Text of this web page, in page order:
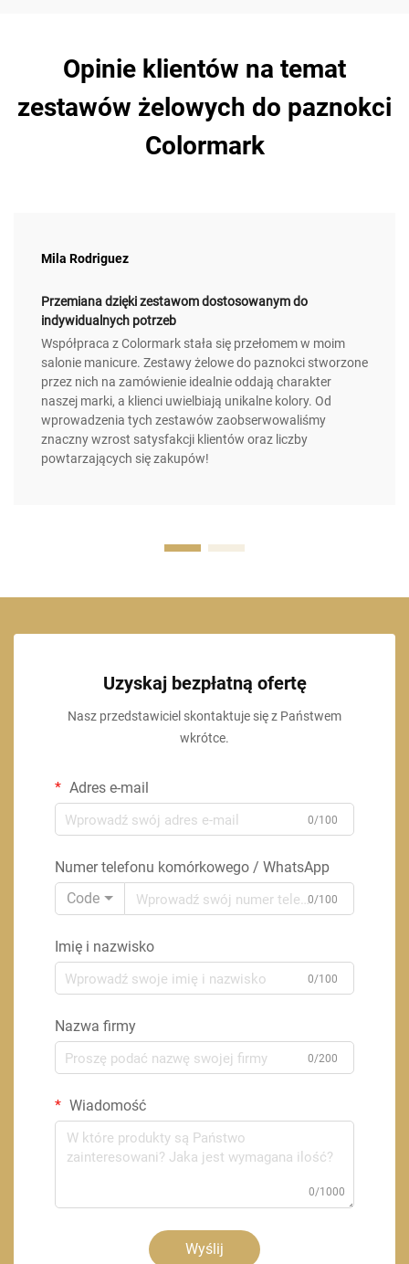
Opinie klientów na temat
zestawów żelowych do paznokci
Colormark
Mila Rodriguez
Przemiana dzięki zestawom dostosowanym do
indywidualnych potrzeb
Współpraca z Colormark stała się przełomem w moim
salonie manicure. Zestawy żelowe do paznokci stworzone
przez nich na zamówienie idealnie oddają charakter
naszej marki, a klienci uwielbiają unikalne kolory. Od
wprowadzenia tych zestawów zaobserwowaliśmy
znaczny wzrost satysfakcji klientów oraz liczby
powtarzających się zakupów!
Uzyskaj bezpłatną ofertę
Nasz przedstawiciel skontaktuje się z Państwem
wkrótce.
Adres e-mail
0/100
Numer telefonu komórkowego / WhatsApp
Code
0/100
Imię i nazwisko
0/100
Nazwa firmy
0/200
Wiadomość
0/1000
Wyślij